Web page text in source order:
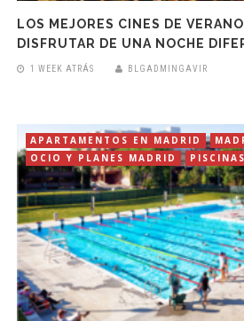
LOS MEJORES CINES DE
DISFRUTAR DE UNA NOCHE
1 WEEK ATRÁS BLGADMINGAVIR
APARTAMENTOS EN MADRID
OCIO Y PLANES MADRID